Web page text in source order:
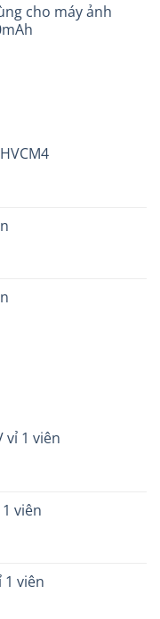
₫.
cho máy ảnh
vỉ 1 viên
viên
1 viên